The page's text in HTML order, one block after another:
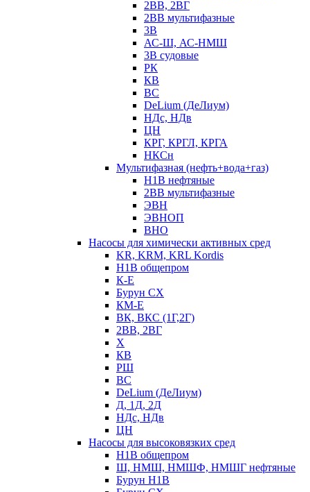
2ВВ, 2ВГ
2ВВ мультифазные
3В
АС-Ш, АС-НМШ
3В судовые
РК
КВ
ВС
DeLium (ДеЛиум)
НДс, НДв
ЦН
КРГ, КРГЛ, КРГА
НКСн
Мультифазная (нефть+вода+газ)
Н1В нефтяные
2ВВ мультифазные
ЭВН
ЭВНОП
ВНО
Насосы для химически активных сред
KR, KRM, KRL Kordis
Н1В общепром
К-Е
Бурун СХ
КМ-Е
ВК, ВКС (1Г,2Г)
2ВВ, 2ВГ
Х
КВ
РШ
ВС
DeLium (ДеЛиум)
Д, 1Д, 2Д
НДс, НДв
ЦН
Насосы для высоковязких сред
Н1В общепром
Ш, НМШ, НМШФ, НМШГ нефтяные
Бурун Н1В